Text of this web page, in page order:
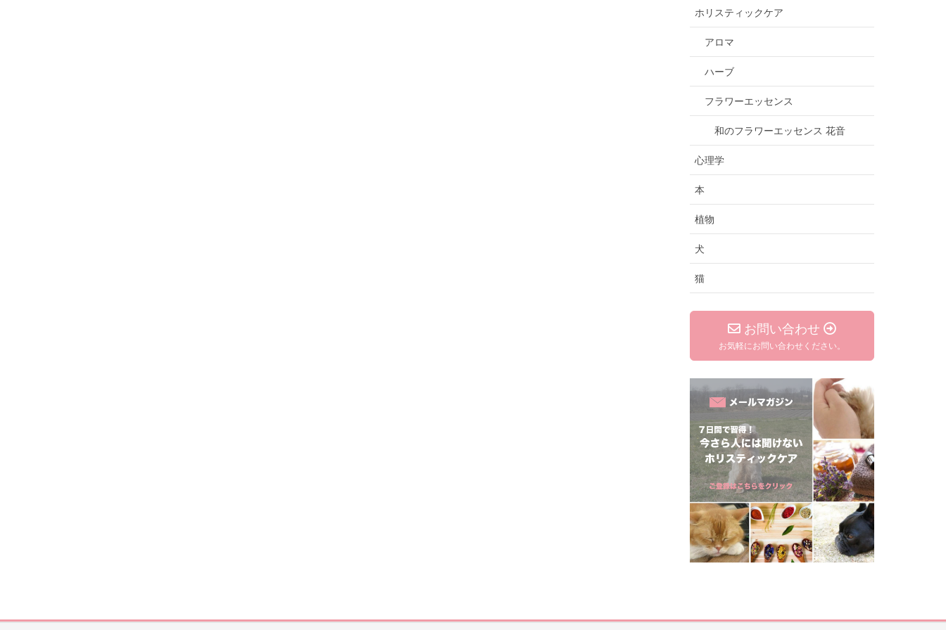
ホリスティックケア
アロマ
ハーブ
フラワーエッセンス
和のフラワーエッセンス 花音
心理学
本
植物
犬
猫
お問い合わせ
お気軽にお問い合わせください。